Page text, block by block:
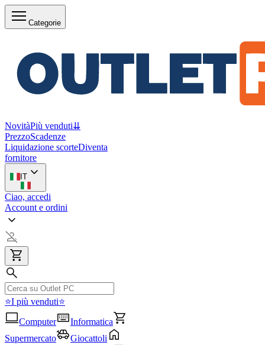
Categorie
NovitàPiù venduti⇊
PrezzoScadenze
Liquidazione scorteDiventa
fornitore
IT
Ciao, accedi
Account e ordini
⭐I più venduti⭐
Computer
Informatica
Supermercato
Giocattoli